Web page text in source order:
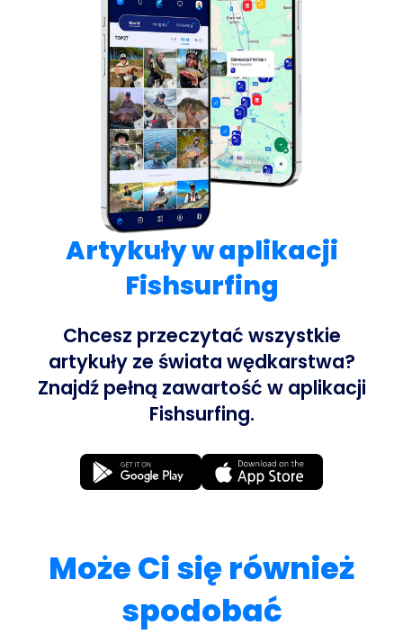
Artykuły w aplikacji
Fishsurfing
Chcesz przeczytać wszystkie
artykuły ze świata wędkarstwa?
Znajdź pełną zawartość w aplikacji
Fishsurfing.
Może Ci się również
spodobać